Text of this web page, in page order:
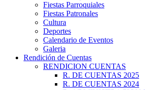
Fiestas Parroquiales
Fiestas Patronales
Cultura
Deportes
Calendario de Eventos
Galeria
Rendición de Cuentas
RENDICION CUENTAS
R. DE CUENTAS 2025
R. DE CUENTAS 2024